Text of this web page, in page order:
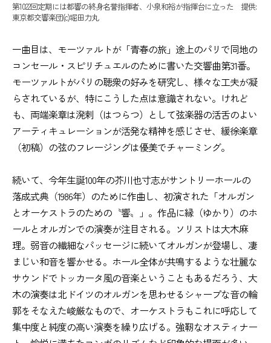
第1022回定期には都響の終身名誉指揮者、小泉和裕が指揮台に立った 提供:
東京都交響楽団(c)堀田力丸
一曲目は、モーツァルトが「青春の旅」途上のパリで同地の
コンセール・スピリチュエルのために書いた交響曲第31番。
モーツァルトがパリの聴衆の好みを研究し、様々な工夫が凝
らされているが、特にこうした点は意識されない。けれど
も、両端楽章は溌剌（はつらつ）として弦楽器の活舌のよい
アーティキュレーションが活発な精神を感じさせ、緩徐楽章
（初稿）の弦のフレージングは優美でチャーミング。
続いて、今年生誕100年の芥川也寸志がサントリーホールの
落成式典（1986年）のために作曲し、初演された「オルガン
とオーケストラのための〝響〟」。作品に縁（ゆかり）のホ
ールとオルガンでの演奏が注目される。ソリストは大木麻
理。弱音の繊細なパッセージに続いてオルガンが登場し、凄
まじい和音を響かせる。ホール全体が共鳴するような壮麗な
サウンドでトッカータ風の音楽ということもあるだろう、大
木の演奏は北ドイツのオルガンを思わせるシャープな音の輪
郭をそなえた峻厳なもので、オーケストラもこれに呼応して
集中度と純度の高い演奏を繰り広げる。強靭なオスティナー